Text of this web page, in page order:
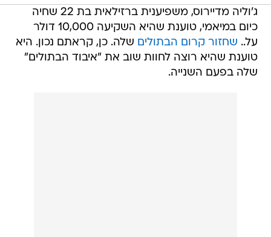
ג'וליה מדיירוס, משפיענית ברזילאית בת 22 שחיה
כיום במיאמי, טוענת שהיא השקיעה 10,000 דולר
על.. שחזור קרום הבתולים שלה. כן, קראתם נכון. היא
טוענת שהיא רוצה לחוות שוב את "איבוד הבתולים"
שלה בפעם השנייה.